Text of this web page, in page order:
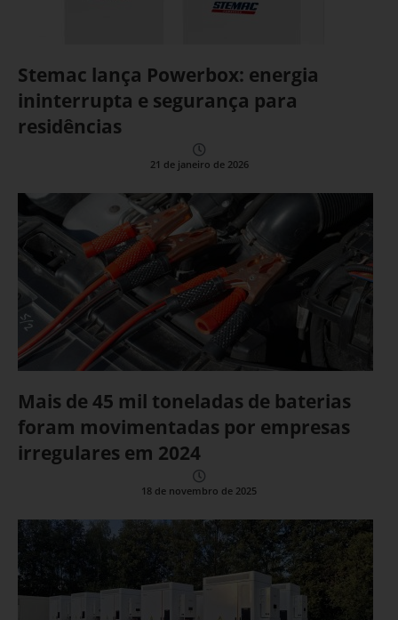
Stemac lança Powerbox: energia
ininterrupta e segurança para
residências
21 de janeiro de 2026
Mais de 45 mil toneladas de baterias
foram movimentadas por empresas
irregulares em 2024
18 de novembro de 2025